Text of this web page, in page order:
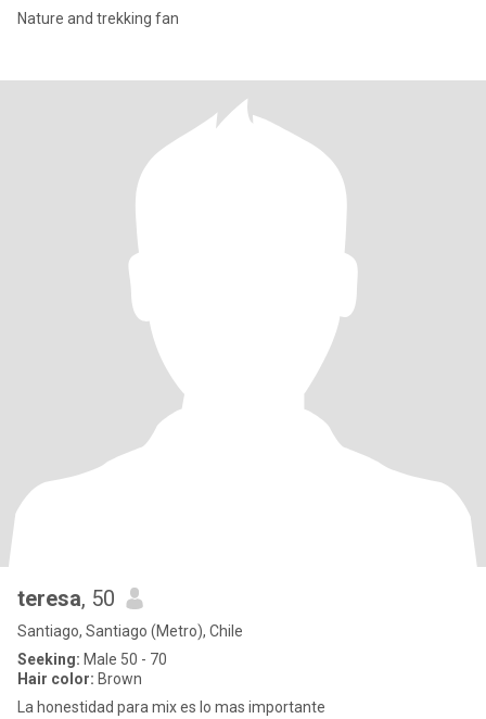
Nature and trekking fan
teresa, 50
Santiago, Santiago (Metro), Chile
Seeking: Male 50 - 70
Hair color: Brown
La honestidad para mix es lo mas importante